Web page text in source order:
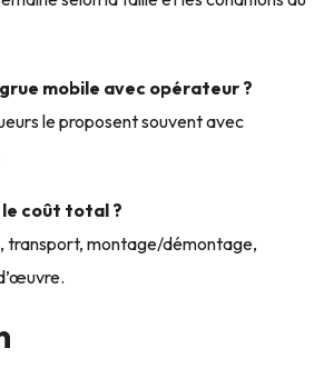
mobile avec opérateur ?
le proposent souvent avec
coût total ?
transport, montage/démontage,